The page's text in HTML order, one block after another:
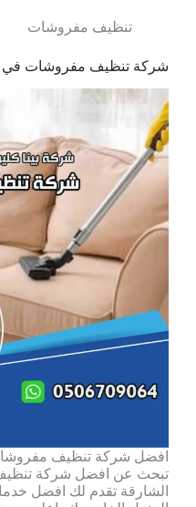
تنظيف مفروشات
شركة تنظيف مفروشات في
افضل شركة تنظيف
تبحث عن افضل شركة
الشارقة تقدم لك افضل